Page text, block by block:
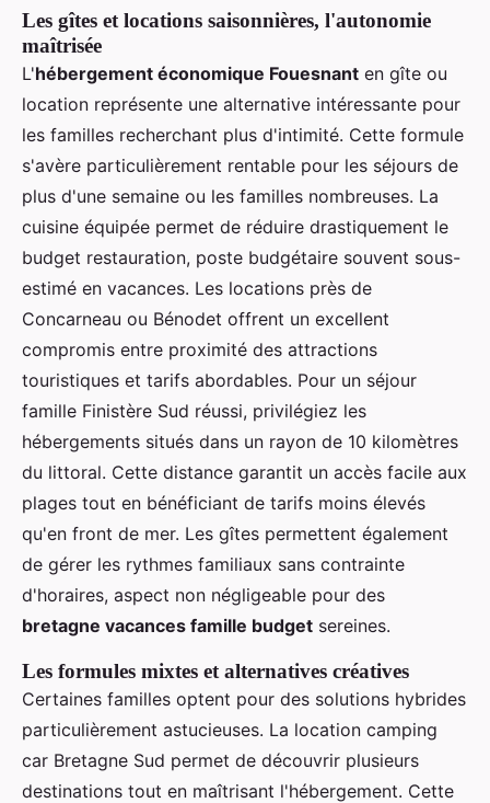
Les gîtes et locations saisonnières, l'autonomie
maîtrisée
L'hébergement économique Fouesnant en gîte ou
location représente une alternative intéressante pour
les familles recherchant plus d'intimité. Cette formule
s'avère particulièrement rentable pour les séjours de
plus d'une semaine ou les familles nombreuses. La
cuisine équipée permet de réduire drastiquement le
budget restauration, poste budgétaire souvent sous-
estimé en vacances. Les locations près de
Concarneau ou Bénodet offrent un excellent
compromis entre proximité des attractions
touristiques et tarifs abordables. Pour un séjour
famille Finistère Sud réussi, privilégiez les
hébergements situés dans un rayon de 10 kilomètres
du littoral. Cette distance garantit un accès facile aux
plages tout en bénéficiant de tarifs moins élevés
qu'en front de mer. Les gîtes permettent également
de gérer les rythmes familiaux sans contrainte
d'horaires, aspect non négligeable pour des
bretagne vacances famille budget sereines.
Les formules mixtes et alternatives créatives
Certaines familles optent pour des solutions hybrides
particulièrement astucieuses. La location camping
car Bretagne Sud permet de découvrir plusieurs
destinations tout en maîtrisant l'hébergement. Cette